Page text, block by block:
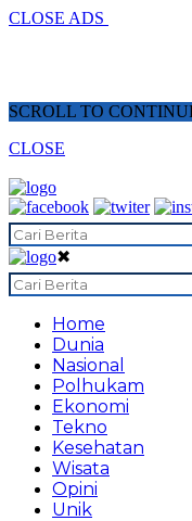
CLOSE ADS
SCROLL TO
CLOSE
✖
Home
Dunia
Nasional
Polhukam
Ekonomi
Tekno
Kesehatan
Wisata
Opini
Unik